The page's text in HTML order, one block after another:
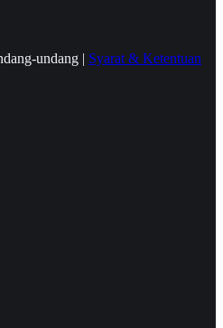
undang | Syarat & Ketentuan